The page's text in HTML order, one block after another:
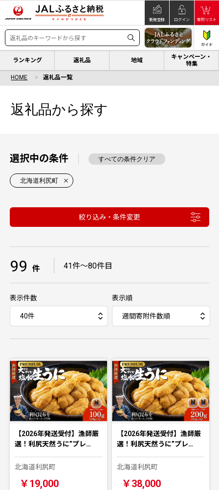
新規登録 ログイン 寄附リスト
ガイド
ランキング 返礼品 地域
キャンペーン・
特集
HOME 返礼品一覧
返礼品から探す
選択中の条件 すべての条件クリア
北海道利尻町
絞り込み・条件変更
99 件 41件〜80件目
表示件数 表示順
【2026年発送受付】漁師厳
選！利尻天然うに”プレ…
北海道利尻町
￥19,000
【2026年発送受付】漁師厳
選！利尻天然うに”プレ…
北海道利尻町
￥38,000